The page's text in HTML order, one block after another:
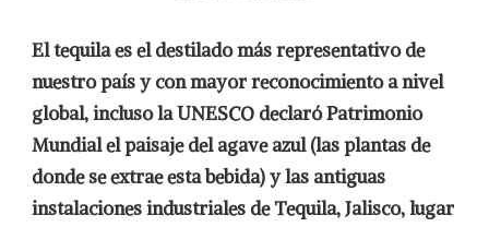
DÍA
DEL
TEQUILA
CON
ESTAS
TRES
RECETAS
El tequila es eldestilado más representativo de
nuestro paísy con mayor reconocimiento a nivel
global, incluso la UNESCO declaró Patrimonio
Mundial el paisaje del agave azul (las plantas de
donde se extrae esta bebida) y las antiguas
instalaciones industriales de Tequila, Jalisco, lugar